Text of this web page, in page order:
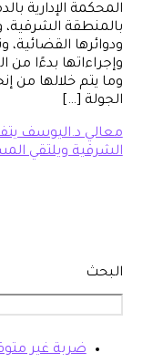
الإدارية بالدمام ومحكمة
الشرقية، واطّلع على
القضائية، وناقش
بدءًا من القيد وعقد
من إنجاز للدعاوى.
يتفقد محاكم
ويلتقي المستفيدين
غير متوقعة..